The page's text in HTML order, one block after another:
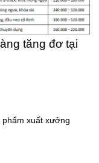
tăng đơ tại
xuất xưởng